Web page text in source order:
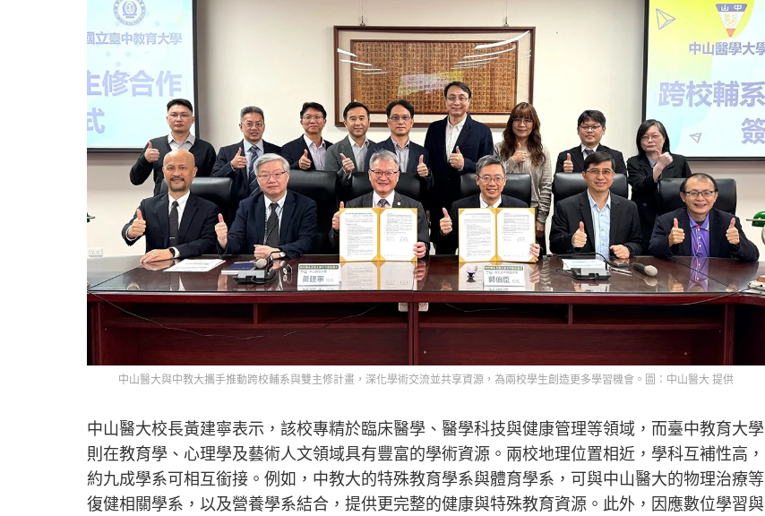
中山醫大與中教大攜手推動跨校輔系與雙主修計畫，深化學術交流並共享資源，為兩校學生創造更多學習機會。圖：中山醫大 提供
中山醫大校長黃建寧表示，該校專精於臨床醫學、醫學科技與健康管理等領域，而臺中教育大學
則在教育學、心理學及藝術人文領域具有豐富的學術資源。兩校地理位置相近，學科互補性高，
約九成學系可相互銜接。例如，中教大的特殊教育學系與體育學系，可與中山醫大的物理治療等
復健相關學系，以及營養學系結合，提供更完整的健康與特殊教育資源。此外，因應數位學習與